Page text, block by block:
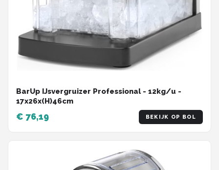
BarUp IJsvergruizer Professional - 12kg/u -
17x26x(H)46cm
€ 76,19 BEKIJK OP BOL